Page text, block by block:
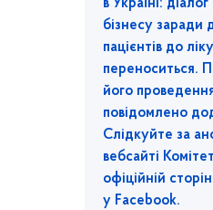
в Україні:
бізнесу заради
пацієнтів до
переноситься.
його
повідомлено
Слідкуйте за
вебсайті
офіційній
у Facebook.